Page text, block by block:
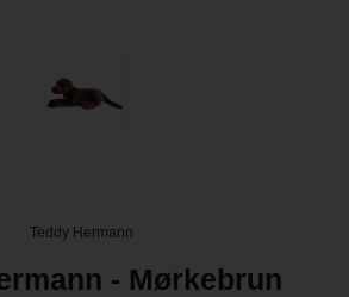
Teddy Hermann
- Mørkebrun